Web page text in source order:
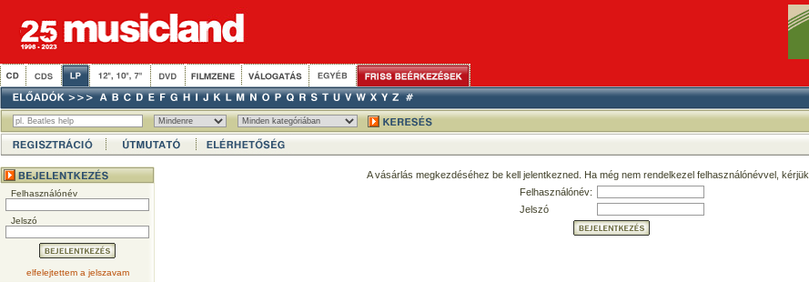
Felhasználónév
Jelszó
elfelejtettem a jelszavam
A vásárlás megkezdéséhez be kell jelentkezned. Ha még nem rendelkezel felhasználónévvel, kérjük
Felhasználónév:
Jelszó